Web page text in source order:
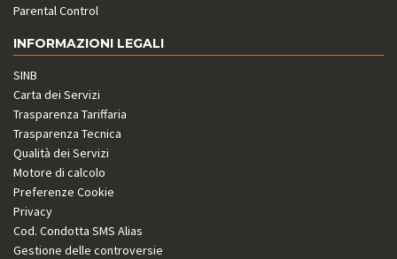
Parental Control
INFORMAZIONI LEGALI
SINB
Carta dei Servizi
Trasparenza Tariffaria
Trasparenza Tecnica
Qualità dei Servizi
Motore di calcolo
Preferenze Cookie
Privacy
Cod. Condotta SMS Alias
Gestione delle controversie